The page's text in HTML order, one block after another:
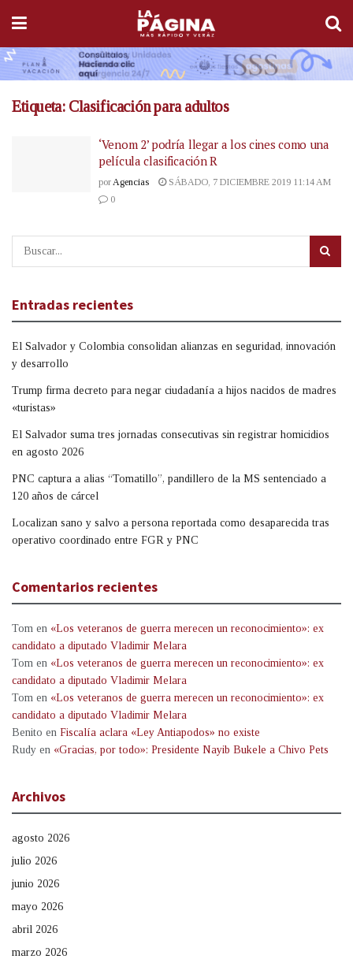
Etiqueta: Clasificación para adultos
‘Venom 2’ podría llegar a los cines como una
película clasificación R
por Agencias
SÁBADO, 7 DICIEMBRE 2019 11:14 AM
0
Entradas recientes
El Salvador y Colombia consolidan alianzas en seguridad, innovación
y desarrollo
Trump firma decreto para negar ciudadanía a hijos nacidos de madres
«turistas»
El Salvador suma tres jornadas consecutivas sin registrar homicidios
en agosto 2026
PNC captura a alias “Tomatillo”, pandillero de la MS sentenciado a
120 años de cárcel
Localizan sano y salvo a persona reportada como desaparecida tras
operativo coordinado entre FGR y PNC
Comentarios recientes
Tom en «Los veteranos de guerra merecen un reconocimiento»: ex
candidato a diputado Vladimir Melara
Tom en «Los veteranos de guerra merecen un reconocimiento»: ex
candidato a diputado Vladimir Melara
Tom en «Los veteranos de guerra merecen un reconocimiento»: ex
candidato a diputado Vladimir Melara
Benito en Fiscalía aclara «Ley Antiapodos» no existe
Rudy en «Gracias, por todo»: Presidente Nayib Bukele a Chivo Pets
Archivos
agosto 2026
julio 2026
junio 2026
mayo 2026
abril 2026
marzo 2026